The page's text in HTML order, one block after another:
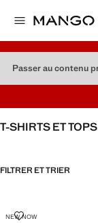
Passer au contenu
T-SHIRTS ET
FILTRER ET TRIER
NEW NOWT-SHIRT IMPRIMÉ